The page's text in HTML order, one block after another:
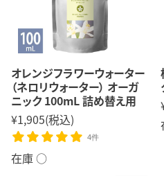
オレンジフラワーウォーター
（ネロリウォーター） オーガ
ニック 100mL 詰め替え用
¥1,905(税込)
4件
在庫 ○